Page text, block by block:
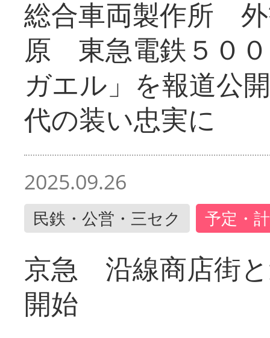
総合車両製作所
原 東急電鉄５０
ガエル」を報道公
代の装い忠実に
2025.09.26
民鉄・公営・三セク 予定・
京急 沿線商店街
開始